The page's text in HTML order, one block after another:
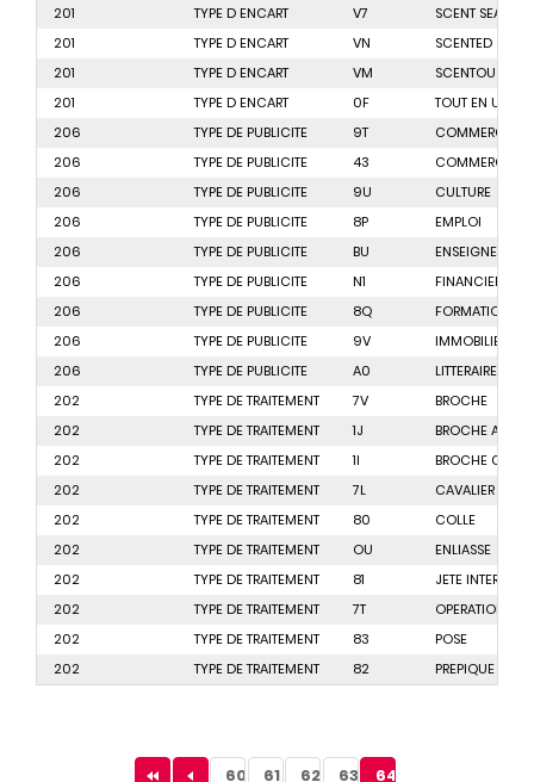
201
TYPE D ENCART V7
SCENT SEAL
201
TYPE D ENCART VN
SCENTED
201
TYPE D ENCART VM
SCENTOUCH
201
TYPE D ENCART 0F
TOUT EN UN
206
TYPE DE PUBLICITE 9T
COMMERCIALE
206
TYPE DE PUBLICITE 43
COMMERCIALE
206
TYPE DE PUBLICITE 9U
CULTURE
206
TYPE DE PUBLICITE 8P
EMPLOI
206
TYPE DE PUBLICITE BU
ENSEIGNEMENT
206
TYPE DE PUBLICITE N1
FINANCIERE
206
TYPE DE PUBLICITE 8Q
FORMATION
206
TYPE DE PUBLICITE 9V
IMMOBILIER
206
TYPE DE PUBLICITE A0
LITTERAIRE
202
TYPE DE TRAITEMENT 7V
BROCHE
202
TYPE DE TRAITEMENT 1J
BROCHE A
202
TYPE DE TRAITEMENT 1I
BROCHE
202
TYPE DE TRAITEMENT 7L
CAVALIER
202
TYPE DE TRAITEMENT 80
COLLE
202
TYPE DE TRAITEMENT OU
ENLIASSE
202
TYPE DE TRAITEMENT 81
JETE INTERIEUR
202
TYPE DE TRAITEMENT 7T
OPERATION
202
TYPE DE TRAITEMENT 83
POSE
202
TYPE DE TRAITEMENT 82 PREPIQUE
Pagination
Page
60
Page
61
Page
62
Page
63
Page
64